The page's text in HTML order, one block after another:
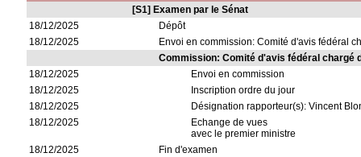
[S1] Examen par le Sénat
18/12/2025
Dépôt
18/12/2025
Envoi en commission: Comité d'avis fédéral
Commission: Comité d'avis fédéral chargé
18/12/2025
Envoi en commission
18/12/2025
Inscription ordre du jour
18/12/2025
Désignation rapporteur(s): Vincent
18/12/2025
Echange de vues
avec le premier ministre
18/12/2025
Fin d'examen